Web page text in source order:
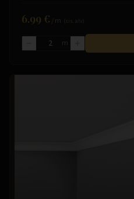
6.99 € /m
m